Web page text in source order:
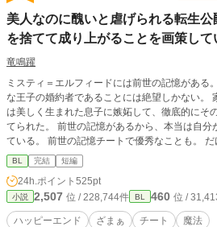
美人なのに醜いと虐げられる転生
を捨てて成り上がることを画策して
竜鳴躍
ミスティ＝エルフィードには前世の記憶がある
な王子の婚約者であることには絶望しかない。
は美しく生まれた息子に嫉妬して、徹底的にそ
てられた。 前世の記憶があるから、本当は自分が誰よりも美しいことは分かっ
ている。 前世の記憶チートで優秀なことも。 だけど、こんな家も婚約者も捨て
たいから、僕は知られないように自分を磨く。
れたいから。
BL 完結 短編
24h.ポイント 525pt
小説 2,507 位 / 228,744件 BL 460 位 /
ハッピーエンド ざまぁ チート 魔法